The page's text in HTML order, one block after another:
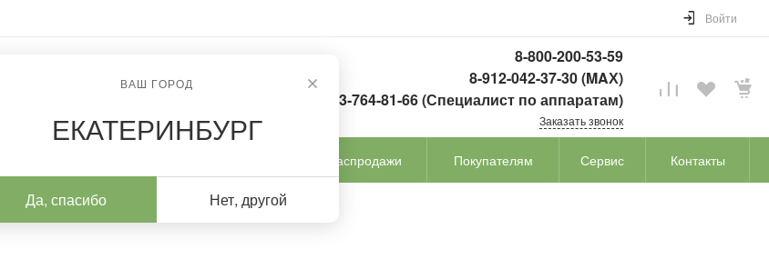
ВАШ ГОРОД
ЕКАТЕРИНБУРГ
Да, спасибо Нет, другой
Войти
8-800-200-53-59
8-912-042-37-30 (MAХ)
8-963-764-81-66 (Специалист по аппаратам)
Заказать звонок
Распродажи Покупателям Сервис Контакты